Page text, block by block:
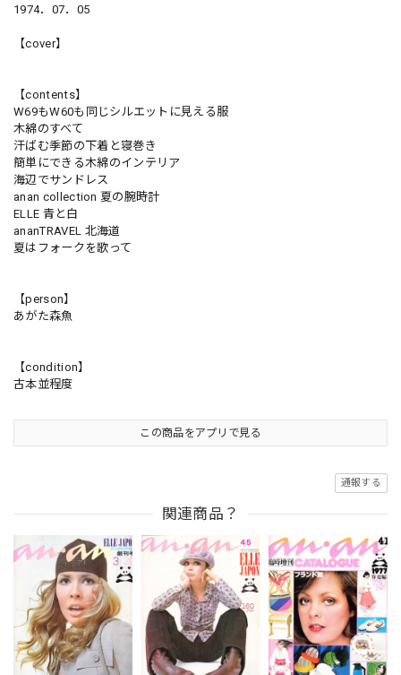
1974．07．05
【cover】
【contents】
W69もW60も同じシルエットに見える服
木綿のすべて
汗ばむ季節の下着と寝巻き
簡単にできる木綿のインテリア
海辺でサンドレス
anan collection 夏の腕時計
ELLE 青と白
ananTRAVEL 北海道
夏はフォークを歌って
【person】
あがた森魚
【condition】
古本並程度
この商品をアプリで見る
通報する
関連商品？